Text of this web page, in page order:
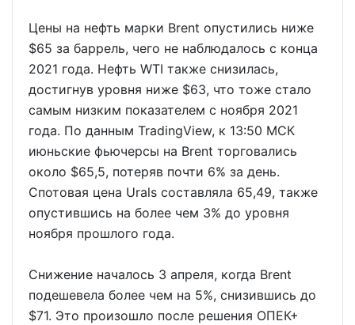
Цены на нефть марки Brent опустились ниже
$65 за баррель, чего не наблюдалось с конца
2021 года. Нефть WTI также снизилась,
достигнув уровня ниже $63, что тоже стало
самым низким показателем с ноября 2021
года. По данным TradingView, к 13:50 МСК
июньские фьючерсы на Brent торговались
около $65,5, потеряв почти 6% за день.
Спотовая цена Urals составляла 65,49, также
опустившись на более чем 3% до уровня
ноября прошлого года.
Снижение началось 3 апреля, когда Brent
подешевела более чем на 5%, снизившись до
$71. Это произошло после решения ОПЕК+